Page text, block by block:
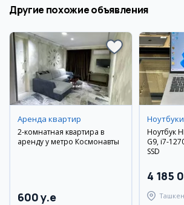
Другие похожие объявления
Аренда квартир
2-комнатная квартира в
аренду у метро Космонавты
600 y.e
Ноутбуки
Ноутбук
G9, i7-
SSD
4 185